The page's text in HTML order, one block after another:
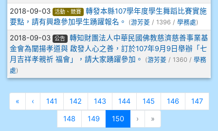
912彭子宸
914王苡澄
2018-09-03 活動、競賽
轉發本縣107學年度學生舞蹈比賽實施
要點，請有興趣參加學生踴躍報名。
(游芳菱 / 1396 / 學務處)
2018-09-03 公告
轉知財團法人中華民國佛教慈濟慈善事業基
金會為闡揚孝道與 啟發人心之善，訂於107年9月9日舉辦「七
月吉祥孝親祈 福會」，請大家踴躍參加。
(游芳菱 / 1360 / 學務
處)
«第一頁
‹上一頁
141 142 143 144 145 146
147
148
149 150(目前頁次)
› »